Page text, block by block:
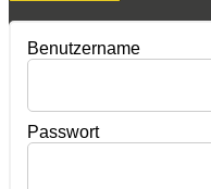
Benutzername
Passwort